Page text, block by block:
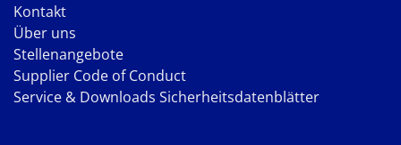
Kontakt
Über uns
Stellenangebote
Supplier Code of Conduct
Service & Downloads Sicherheitsdatenblätter